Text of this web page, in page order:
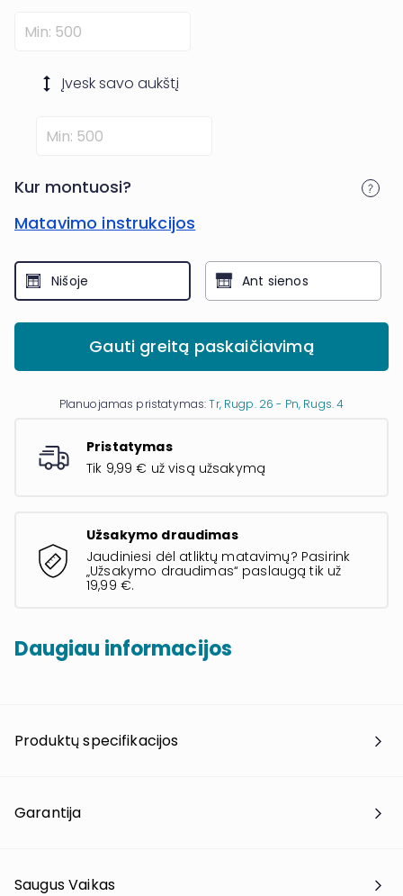
Įvesk savo aukštį
Kur montuosi?
Matavimo instrukcijos
Nišoje Ant sienos
Gauti greitą paskaičiavimą
Planuojamas pristatymas:Tr, Rugp. 26 - Pn, Rugs. 4
Pristatymas
Tik 9,99 € už visą užsakymą
Užsakymo draudimas
Jaudiniesi dėl atliktų matavimų? Pasirink
„Užsakymo draudimas“ paslaugą tik už
19,99 €.
Daugiau informacijos
Produktų specifikacijos
Garantija
Saugus Vaikas